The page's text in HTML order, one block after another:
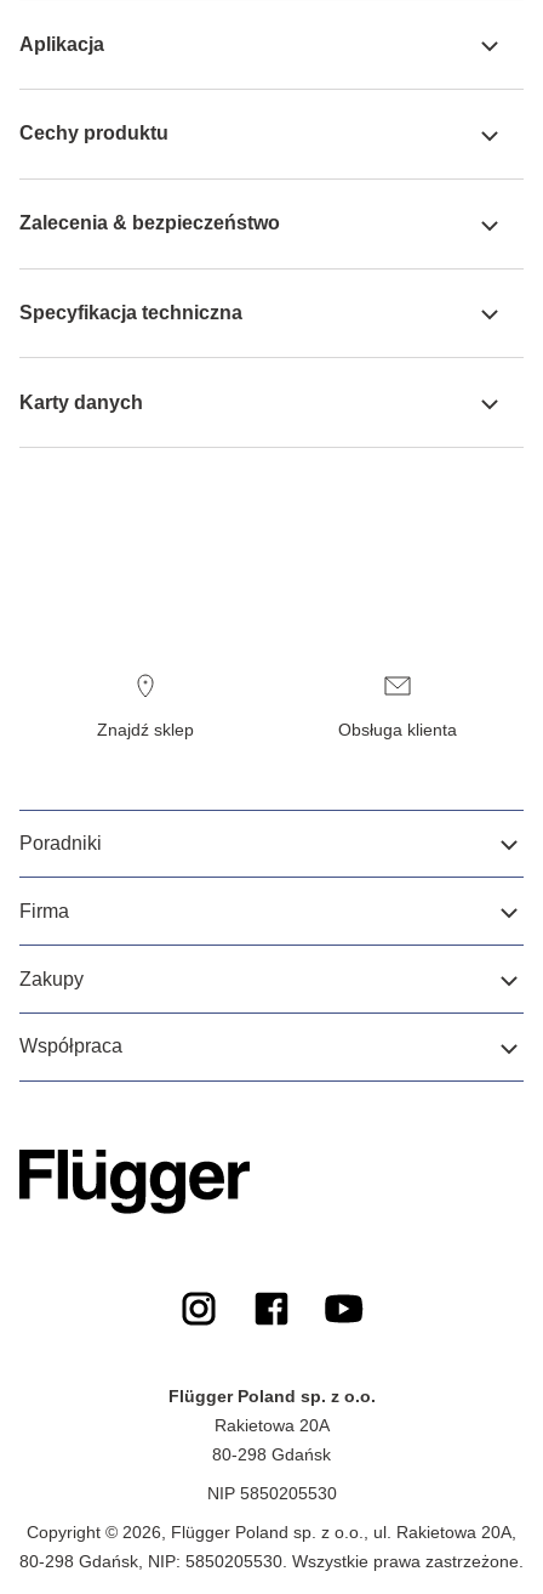
Aplikacja
Cechy produktu
Zalecenia & bezpieczeństwo
Specyfikacja techniczna
Karty danych
Znajdź sklep Obsługa klienta
Poradniki
Firma
Zakupy
Współpraca
Flügger Poland sp. z o.o.
Rakietowa 20A
80-298 Gdańsk
NIP 5850205530
Copyright © 2026, Flügger Poland sp. z o.o., ul. Rakietowa 20A,
80-298 Gdańsk, NIP: 5850205530. Wszystkie prawa zastrzeżone.